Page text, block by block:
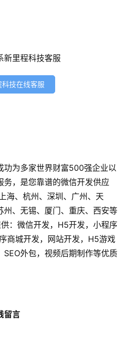
新里程科技客服
科技在线客服
功为多家世界财富500强企业以
务，是您靠谱的微信开发供应
海、杭州、深圳、广州、天
州、无锡、厦门、重庆、西安等
：微信开发，H5开发，小程序
商城开发，网站开发，H5游戏
SEO外包，视频后期制作等优质
留言